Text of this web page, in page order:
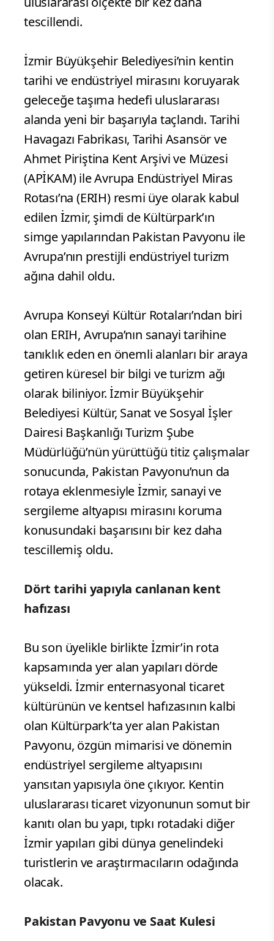
tescillendi.
İzmir Büyükşehir Belediyesi’nin kentin
tarihi ve endüstriyel mirasını koruyarak
geleceğe taşıma hedefi uluslararası
alanda yeni bir başarıyla taçlandı. Tarihi
Havagazı Fabrikası, Tarihi Asansör ve
Ahmet Piriştina Kent Arşivi ve Müzesi
(APİKAM) ile Avrupa Endüstriyel Miras
Rotası’na (ERIH) resmi üye olarak kabul
edilen İzmir, şimdi de Kültürpark’ın
simge yapılarından Pakistan Pavyonu ile
Avrupa’nın prestijli endüstriyel turizm
ağına dahil oldu.
Avrupa Konseyi Kültür Rotaları’ndan biri
olan ERIH, Avrupa’nın sanayi tarihine
tanıklık eden en önemli alanları bir araya
getiren küresel bir bilgi ve turizm ağı
olarak biliniyor. İzmir Büyükşehir
Belediyesi Kültür, Sanat ve Sosyal İşler
Dairesi Başkanlığı Turizm Şube
Müdürlüğü’nün yürüttüğü titiz çalışmalar
sonucunda, Pakistan Pavyonu’nun da
rotaya eklenmesiyle İzmir, sanayi ve
sergileme altyapısı mirasını koruma
konusundaki başarısını bir kez daha
tescillemiş oldu.
Dört tarihi yapıyla canlanan kent
hafızası
Bu son üyelikle birlikte İzmir’in rota
kapsamında yer alan yapıları dörde
yükseldi. İzmir enternasyonal ticaret
kültürünün ve kentsel hafızasının kalbi
olan Kültürpark’ta yer alan Pakistan
Pavyonu, özgün mimarisi ve dönemin
endüstriyel sergileme altyapısını
yansıtan yapısıyla öne çıkıyor. Kentin
uluslararası ticaret vizyonunun somut bir
kanıtı olan bu yapı, tıpkı rotadaki diğer
İzmir yapıları gibi dünya genelindeki
turistlerin ve araştırmacıların odağında
olacak.
Pakistan Pavyonu ve Saat Kulesi